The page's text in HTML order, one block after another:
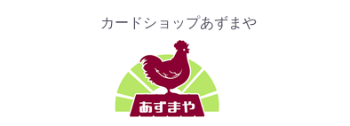
カードショップあずまや